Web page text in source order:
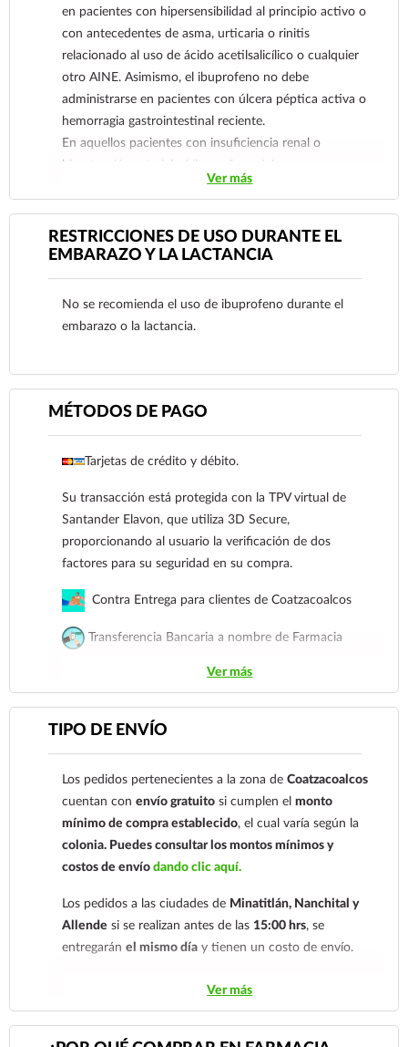
en pacientes con hipersensibilidad al principio activo o
con antecedentes de asma, urticaria o rinitis
relacionado al uso de ácido acetilsalicílico o cualquier
otro AINE. Asimismo, el ibuprofeno no debe
administrarse en pacientes con úlcera péptica activa o
hemorragia gastrointestinal reciente.
En aquellos pacientes con insuficiencia renal o
hipertensión arterial, el ibuprofeno debe ser
administrado con precaución.
farmacovigilancia@cofepris.gob.mx
Ver más
RESTRICCIONES DE USO DURANTE EL
EMBARAZO Y LA LACTANCIA
No se recomienda el uso de ibuprofeno durante el
embarazo o la lactancia.
Ver más
MÉTODOS DE PAGO
Tarjetas de crédito y débito.
Su transacción está protegida con la TPV virtual de
Santander Elavon, que utiliza 3D Secure,
proporcionando al usuario la verificación de dos
factores para su seguridad en su compra.
Contra Entrega para clientes de Coatzacoalcos
Transferencia Bancaria a nombre de Farmacia
cuenta: Clave: 014854655008143954
Para esta forma de pago el cliente deberá enviar su
comprobante de pago a al siguiente correo
nuestro
921 261 8491
Ver más
TIPO DE ENVÍO
Los pedidos pertenecientes a la zona deCoatzacoalcos
cuentan conenvío gratuito si cumplen elmonto
mínimo de compra establecido, el cual varía según la
colonia. Puedes consultar los montos mínimos y
costos de envíodando clic aquí.
Los pedidos a las ciudades de Minatitlán, Nanchital y
Allende si se realizan antes de las 15:00 hrs, se
entregaránel mismo día y tienen un costo de envío.
Los pedidos de otras localidades se envían mediante
.Sólo hacemos envíos en el territorio
nacional.
Ver más